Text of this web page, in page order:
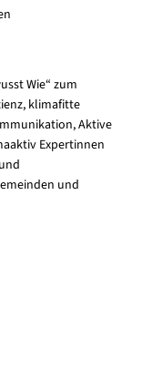
Wie“ zum
klimafitte
Aktive
Expertinnen
und